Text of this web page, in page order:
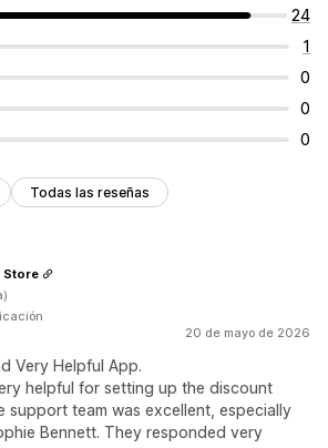
24
1
0
0
0
Todas las reseñas
20 de mayo de 2026
Very Helpful App.
helpful for setting up the discount
support team was excellent, especially
Bennett. They responded very
Store